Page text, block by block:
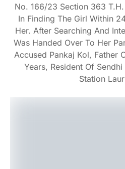
No. 166/23 Section 363
In Finding The Girl Within
Her. After Searching And
Was Handed Over To Her
Accused Pankaj Kol, Father
Years, Resident Of
Station